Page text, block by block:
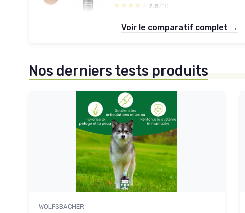
★★★★★
★★★★★ 7.8 /10
Voir le comparatif complet →
Nos derniers tests produits
WOLFSBACHER